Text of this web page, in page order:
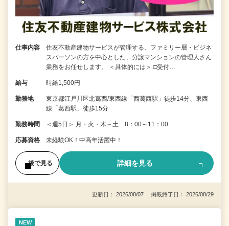
仕事内容
住友不動産建物サービスが管理する、ファミリー層・ビジネ
スパーソンの方を中心とした、分譲マンションの管理人さん
業務をお任せします。 ＜具体的には＞ □受付…
給与 時給1,500円
勤務地
東京都江戸川区北葛西/東西線「西葛西駅」徒歩14分、東西
線「葛西駅」徒歩15分
勤務時間 ＜週5日＞ 月・火・木～土 8：00～11：00
応募資格 未経験OK！中高年活躍中！
後で見る 詳細を見る
更新日： 2026/08/07 掲載終了日： 2026/08/29
NEW